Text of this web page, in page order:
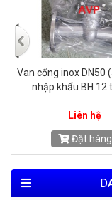
Van cổng inox DN50
nhập khẩu BH 12
Liên hệ
Đặt hàng